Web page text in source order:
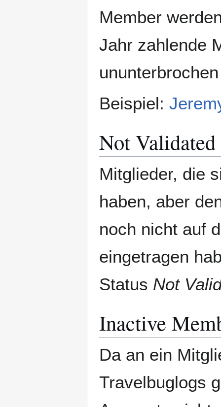
Member
Jahr zahlende
Beispiel:
Not
Mitglieder, die
haben, aber
noch nicht auf
eingetragen
Status Not
Inactive
Da an ein
Travelbuglogs